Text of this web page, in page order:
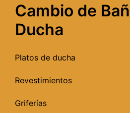
Cambio de
Ducha
Platos de ducha
Revestimientos
Griferías